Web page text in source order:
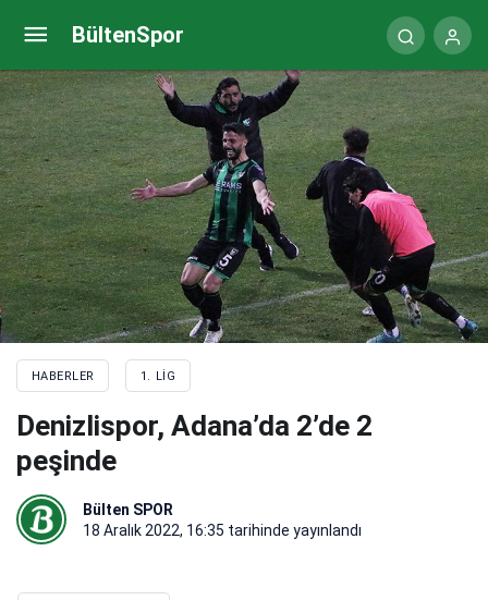
BültenSpor
HABERLER 1. LIG
Denizlispor, Adana’da 2’de 2
peşinde
Bülten SPOR
18 Aralık 2022, 16:35 tarihinde yayınlandı
Manisa FK, 3 puanı Nizamettin Çalışkan’a hediye
etti